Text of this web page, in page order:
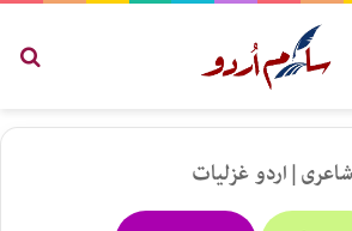
|اردو غزلیات